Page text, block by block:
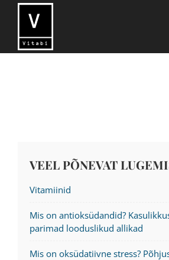
VEEL PÕNEVAT
Vitamiinid
Mis on antioksüdandid?
parimad looduslikud allikad
Mis on oksüdatiivne stress?